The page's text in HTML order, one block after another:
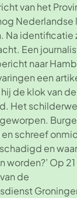
van het
Na identificatie
Een
naar
een
de klok van
Het
schreef
en
Op
de